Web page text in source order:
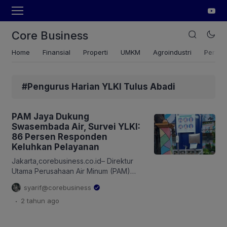
Core Business
Home Finansial Properti UMKM Agroindustri
#Pengurus Harian YLKI Tulus Abadi
PAM Jaya Dukung
Swasembada Air, Survei YLKI:
86 Persen Responden
Keluhkan Pelayanan
Jakarta,corebusiness.co.id– Direktur
Utama Perusahaan Air Minum (PAM)
Jaya, Arief Nasrudin mendukung visi
Presiden Prabowo mewujudkan
swasembada air, salah satunya
syarif@corebusiness
. 2 tahun ago